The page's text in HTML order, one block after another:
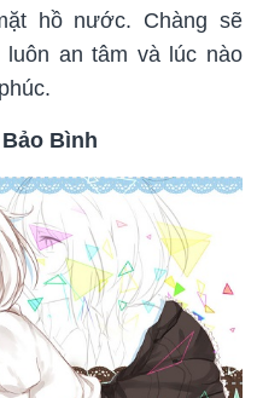
hồ nước. Chàng sẽ
an tâm và lúc nào
Bình